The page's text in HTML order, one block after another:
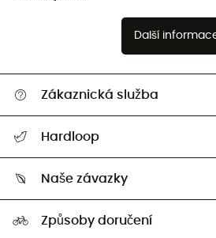
Další
Zákaznická služba
Vrácení zboží a peněz
Hardloop
Naši Ambasadoři
Naše závazky
Second hand
Způsoby doručení